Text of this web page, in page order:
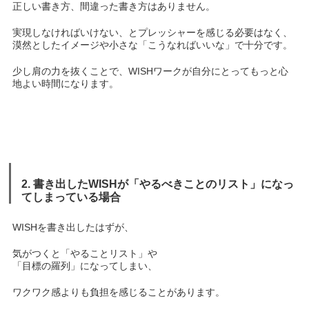
正しい書き方、間違った書き方はありません。
実現しなければいけない、とプレッシャーを感じる必要はなく、
漠然としたイメージや小さな「こうなればいいな」で十分です。
少し肩の力を抜くことで、WISHワークが自分にとってもっと心
地よい時間になります。
2. 書き出したWISHが「やるべきことのリスト」になっ
てしまっている場合
WISHを書き出したはずが、
気がつくと「やることリスト」や
「目標の羅列」になってしまい、
ワクワク感よりも負担を感じることがあります。